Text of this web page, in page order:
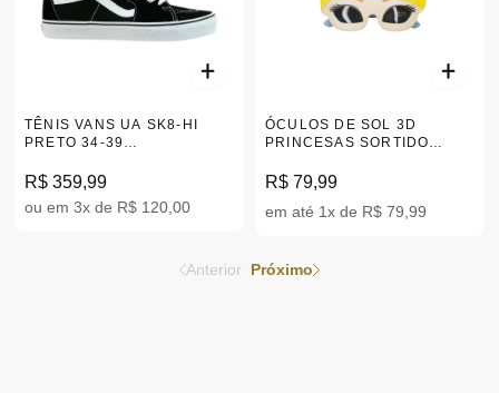
TÊNIS VANS UA SK8-HI
PRETO 34-39
R$ 359,99
ou em 3x de R$ 120,00
ÓCULOS DE SOL 3D
PRINCESAS SORTIDO
R$ 79,99
em até 1x de R$ 79,99
Anterior Próximo